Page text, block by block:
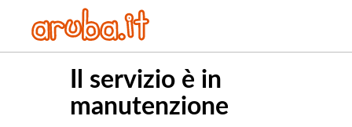
Il servizio è in
manutenzione